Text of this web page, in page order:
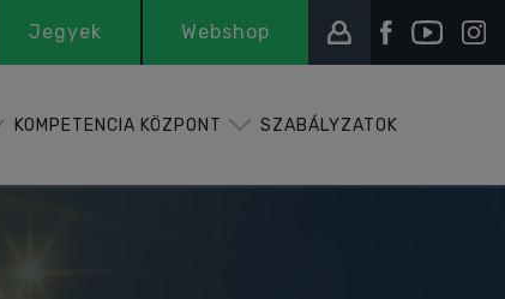
Jegyek Webshop
KOMPETENCIA KÖZPONT SZABÁLYZATOK